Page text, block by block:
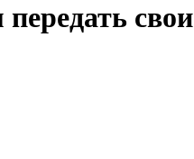
свои